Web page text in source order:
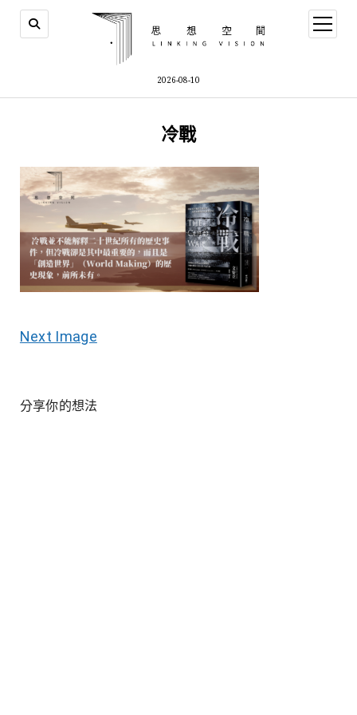
2026-08-10
open
menu
冷戰
Next Image
分享你的想法